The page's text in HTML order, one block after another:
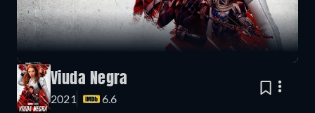
Viuda Negra
2021
6.6